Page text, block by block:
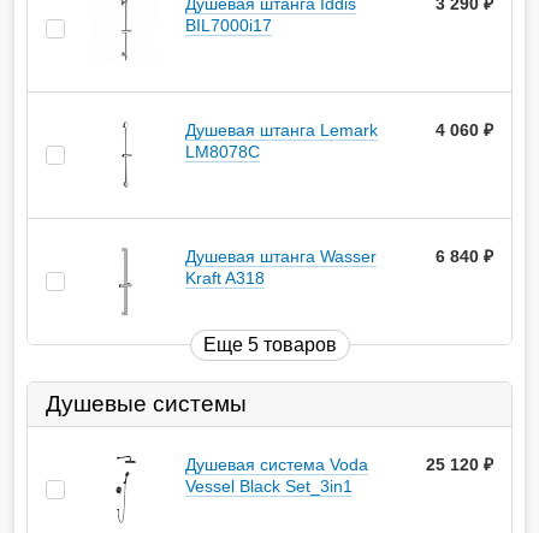
Душевая штанга Iddis
BIL7000i17
3 290
Душевая штанга Lemark
LM8078C
4 060
Душевая штанга Wasser
Kraft A318
6 840
Еще 5 товаров
Душевые системы
Душевая система Voda
Vessel Black Set_3in1
25 120